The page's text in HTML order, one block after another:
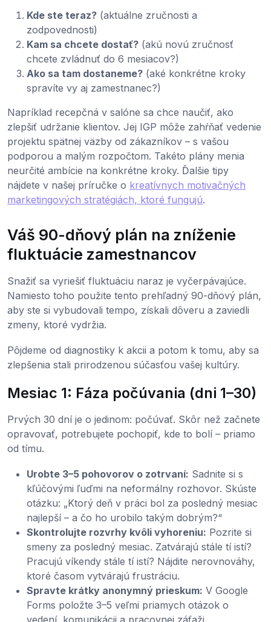
Kde ste teraz? (aktuálne zručnosti a
zodpovednosti)
Kam sa chcete dostať? (akú novú zručnosť
chcete zvládnuť do 6 mesiacov?)
Ako sa tam dostaneme? (aké konkrétne kroky
spravíte vy aj zamestnanec?)
Napríklad recepčná v salóne sa chce naučiť, ako
zlepšiť udržanie klientov. Jej IGP môže zahŕňať vedenie
projektu spätnej väzby od zákazníkov – s vašou
podporou a malým rozpočtom. Takéto plány menia
neurčité ambície na konkrétne kroky. Ďalšie tipy
nájdete v našej príručke o kreatívnych motivačných
marketingových stratégiách, ktoré fungujú.
Váš 90-dňový plán na zníženie
fluktuácie zamestnancov
Snažiť sa vyriešiť fluktuáciu naraz je vyčerpávajúce.
Namiesto toho použite tento prehľadný 90-dňový plán,
aby ste si vybudovali tempo, získali dôveru a zaviedli
zmeny, ktoré vydržia.
Pôjdeme od diagnostiky k akcii a potom k tomu, aby sa
zlepšenia stali prirodzenou súčasťou vašej kultúry.
Mesiac 1: Fáza počúvania (dni 1–30)
Prvých 30 dní je o jedinom: počúvať. Skôr než začnete
opravovať, potrebujete pochopiť, kde to bolí – priamo
od tímu.
Urobte 3–5 pohovorov o zotrvaní: Sadnite si s
kľúčovými ľuďmi na neformálny rozhovor. Skúste
otázku: „Ktorý deň v práci bol za posledný mesiac
najlepší – a čo ho urobilo takým dobrým?“
Skontrolujte rozvrhy kvôli vyhoreniu: Pozrite si
smeny za posledný mesiac. Zatvárajú stále tí istí?
Pracujú víkendy stále tí istí? Nájdite nerovnováhy,
ktoré časom vytvárajú frustráciu.
Spravte krátky anonymný prieskum: V Google
Forms položte 3–5 veľmi priamych otázok o
vedení, komunikácii a pracovnej záťaži.